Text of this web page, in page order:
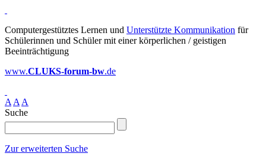
Computergestütztes Lernen und Unterstützte Kommunikation für
Schülerinnen und Schüler mit einer körperlichen / geistigen
Beeinträchtigung
www.CLUKS-forum-bw.de
A A A
Suche
Zur erweiterten Suche